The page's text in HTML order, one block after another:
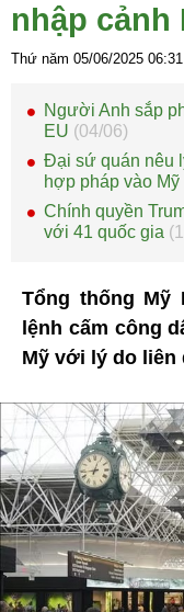
nhập cảnh
Thứ năm 05/06/2025 06:31
Người Anh sắp
EU (04/06)
Đại sứ quán nêu
hợp pháp vào Mỹ
Chính quyền
với 41 quốc gia
Tổng thống Mỹ
lệnh cấm công
Mỹ với lý do liên